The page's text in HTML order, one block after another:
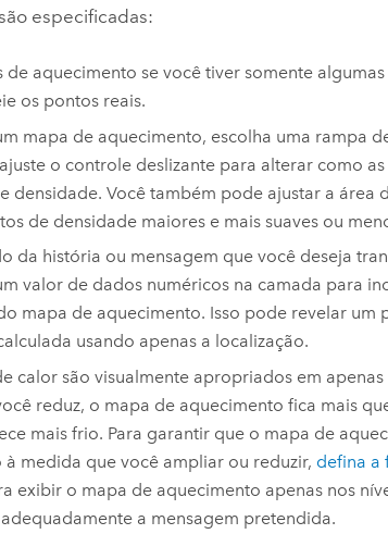
especificadas:
de aquecimento se você tiver somente
os pontos reais.
mapa de aquecimento, escolha uma rampa
o controle deslizante para alterar como
densidade. Você também pode ajustar a área
de densidade maiores e mais suaves ou
da história ou mensagem que você deseja
valor de dados numéricos na camada para
mapa de aquecimento. Isso pode revelar um
usando apenas a localização.
calor são visualmente apropriados em apenas
reduz, o mapa de aquecimento fica mais
mais frio. Para garantir que o mapa de
medida que você ampliar ou reduzir, defina a
exibir o mapa de aquecimento apenas nos
a mensagem pretendida.